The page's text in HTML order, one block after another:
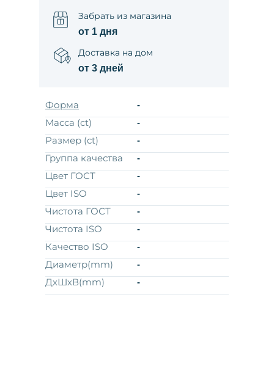
от 3 дней
Доставка на дом
от 1 дня
Забрать из магазина
Форма -
Масса (ct) -
Размер (ct) -
Группа качества -
Цвет ГОСТ -
Цвет ISO -
Чистота ГОСТ -
Чистота ISO -
Качество ISO -
Диаметр(mm) -
ДхШхВ(mm) -